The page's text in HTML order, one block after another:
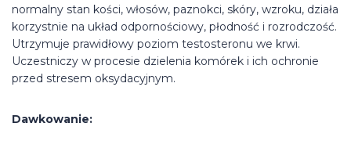
normalny stan kości, włosów, paznokci, skóry, wzroku, działa
korzystnie na układ odpornościowy, płodność i rozrodczość.
Utrzymuje prawidłowy poziom testosteronu we krwi.
Uczestniczy w procesie dzielenia komórek i ich ochronie
przed stresem oksydacyjnym.
Dawkowanie: